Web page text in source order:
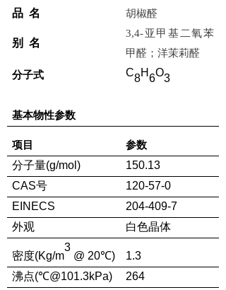
品 名 胡椒醛
别 名
3,4-亚甲基二氧苯
甲醛；洋茉莉醛
分子式
C8H6O3
基本物性参数
项目 参数
分子量(g/mol)
150.13
CAS号
120-57-0
EINECS
204-409-7
外观
白色晶体
密度(Kg/m
3
@ 20℃)
1.3
沸点(℃@101.3kPa)
264